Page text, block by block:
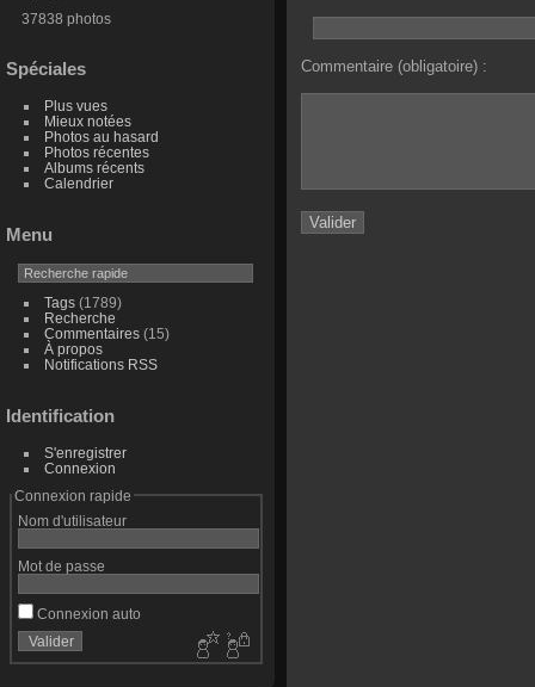
37838 photos
Spéciales
Plus vues
Mieux notées
Photos au hasard
Photos récentes
Albums récents
Calendrier
Menu
Tags(1789)
Recherche
Commentaires(15)
À propos
Notifications RSS
Identification
S'enregistrer
Connexion
Connexion rapide
Nom d'utilisateur
Mot de passe
Connexion auto
Commentaire (obligatoire) :